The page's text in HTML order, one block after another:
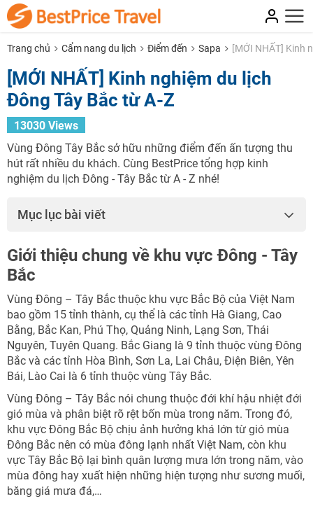
Trang chủ Cẩm nang du lịch Điểm đến Sapa [MỚI NHẤT] Kinh
[MỚI NHẤT] Kinh nghiệm du lịch
Đông Tây Bắc từ A-Z
13030 Views
Vùng Đông Tây Bắc sở hữu những điểm đến ấn tượng thu
hút rất nhiều du khách. Cùng BestPrice tổng hợp kinh
nghiệm du lịch Đông - Tây Bắc từ A - Z nhé!
Mục lục bài viết
Giới thiệu chung về khu vực Đông - Tây
Bắc
Vùng Đông – Tây Bắc thuộc khu vực Bắc Bộ của Việt Nam
bao gồm 15 tỉnh thành, cụ thể là các tỉnh Hà Giang, Cao
Bằng, Bắc Kan, Phú Thọ, Quảng Ninh, Lạng Sơn, Thái
Nguyên, Tuyên Quang. Bắc Giang là 9 tỉnh thuộc vùng Đông
Bắc và các tỉnh Hòa Bình, Sơn La, Lai Châu, Điện Biên, Yên
Bái, Lào Cai là 6 tỉnh thuộc vùng Tây Bắc.
Vùng Đông – Tây Bắc nói chung thuộc đới khí hậu nhiệt đới
gió mùa và phân biệt rõ rệt bốn mùa trong năm. Trong đó,
khu vực Đông Bắc Bộ chịu ảnh hưởng khá lớn từ gió mùa
Đông Bắc nên có mùa đông lạnh nhất Việt Nam, còn khu
vực Tây Bắc Bộ lại bình quân lượng mưa lớn trong năm, vào
mùa đông hay xuất hiện những hiện tượng như sương muối,
băng giá mưa đá,…